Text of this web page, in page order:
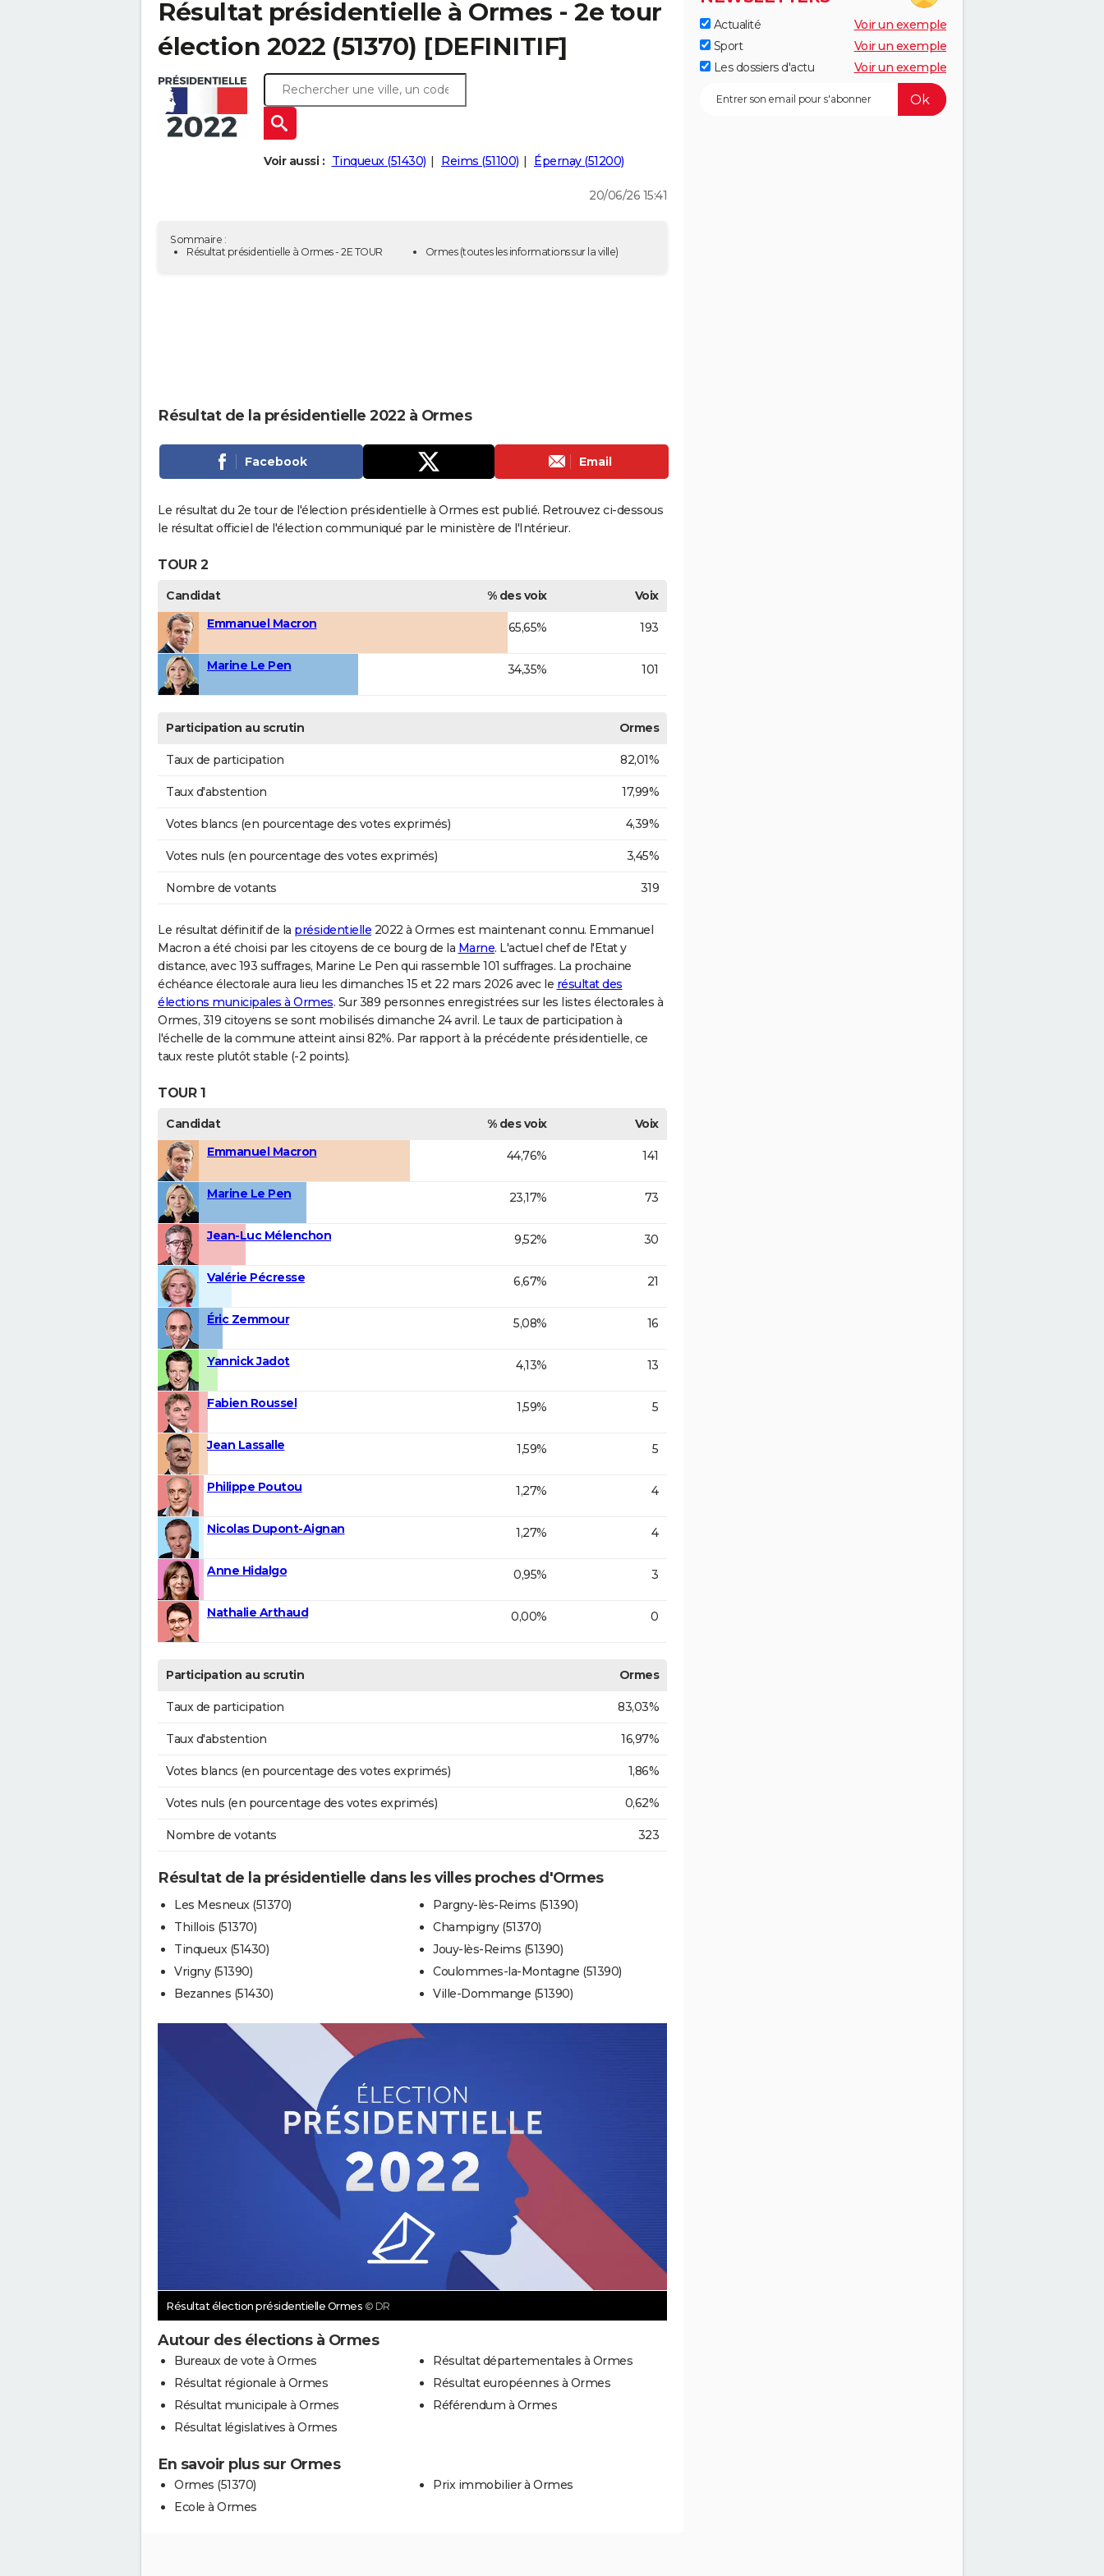
Résultat présidentielle à Ormes - 2e tour
élection 2022 (51370) [DEFINITIF]
Voir aussi : Tinqueux (51430) Reims (51100) Épernay (51200)
20/06/26 15:41
Sommaire :
Résultat présidentielle à Ormes - 2E TOUR
Ormes(toutes les informations sur la ville)
Résultat de la présidentielle 2022 à Ormes
Facebook Email
Le résultat du 2e tour de l'élection présidentielle à Ormes est publié. Retrouvez ci-dessous
le résultat officiel de l'élection communiqué par le ministère de l'Intérieur.
TOUR 2
Candidat % des voix
Voix
Emmanuel Macron
65,65% 193
Marine Le Pen 34,35% 101
Participation au scrutin Ormes
Taux de participation 82,01%
Taux d'abstention 17,99%
Votes blancs (en pourcentage des votes exprimés) 4,39%
Votes nuls (en pourcentage des votes exprimés) 3,45%
Nombre de votants 319
Le résultat définitif de la présidentielle 2022 à Ormes est maintenant connu. Emmanuel
Macron a été choisi par les citoyens de ce bourg de la Marne. L'actuel chef de l'Etat y
distance, avec 193 suffrages, Marine Le Pen qui rassemble 101 suffrages. La prochaine
échéance électorale aura lieu les dimanches 15 et 22 mars 2026 avec le résultat des
élections municipales à Ormes. Sur 389 personnes enregistrées sur les listes électorales à
Ormes, 319 citoyens se sont mobilisés dimanche 24 avril. Le taux de participation à
l'échelle de la commune atteint ainsi 82%. Par rapport à la précédente présidentielle, ce
taux reste plutôt stable (-2 points).
TOUR 1
Candidat % des voix
Voix
Emmanuel Macron
44,76% 141
Marine Le Pen 23,17% 73
Jean-Luc Mélenchon 9,52% 30
Valérie Pécresse 6,67% 21
Éric Zemmour 5,08% 16
Yannick Jadot 4,13% 13
Fabien Roussel 1,59% 5
Jean Lassalle 1,59% 5
Philippe Poutou 1,27% 4
Nicolas Dupont-Aignan 1,27% 4
Anne Hidalgo 0,95% 3
Nathalie Arthaud 0,00% 0
Participation au scrutin Ormes
Taux de participation 83,03%
Taux d'abstention 16,97%
Votes blancs (en pourcentage des votes exprimés) 1,86%
Votes nuls (en pourcentage des votes exprimés) 0,62%
Nombre de votants 323
Résultat de la présidentielle dans les villes proches d'Ormes
Les Mesneux (51370)
Thillois (51370)
Tinqueux (51430)
Vrigny (51390)
Bezannes (51430)
Pargny-lès-Reims (51390)
Champigny (51370)
Jouy-lès-Reims (51390)
Coulommes-la-Montagne (51390)
Ville-Dommange (51390)
Résultat élection présidentielle Ormes © DR
Autour des élections à Ormes
Bureaux de vote à Ormes
Résultat régionale à Ormes
Résultat municipale à Ormes
Résultat législatives à Ormes
Résultat départementales à Ormes
Résultat européennes à Ormes
Référendum à Ormes
En savoir plus sur Ormes
Ormes (51370)
Ecole à Ormes
Prix immobilier à Ormes
Actualité
Voir un exemple
Sport
Voir un exemple
Les dossiers d'actu
Voir un exemple